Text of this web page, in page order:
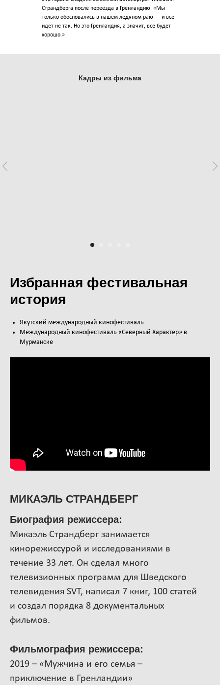
Страндберга после переезда в Гренландию. «Мы
только обосновались в нашем ледяном раю — и все
идет не так. Но это Гренландия, а значит, все будет
хорошо.»
Кадры из фильма
Избранная фестивальная
история
Якутский международный кинофестиваль
Международный кинофестиваль «Северный Характер» в
Мурманске
МИКАЭЛЬ СТРАНДБЕРГ
Биография режиссера:
Микаэль Страндберг занимается
кинорежиссурой и исследованиями в
течение 33 лет. Он сделал много
телевизионных программ для Шведского
телевидения SVT, написал 7 книг, 100 статей
и создал порядка 8 документальных
фильмов.
Фильмография режиссера:
2019 – «Мужчина и его семья –
приключение в Гренландии»